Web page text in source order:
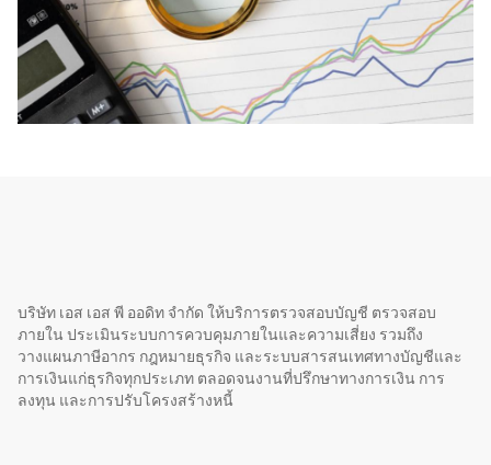
บริษัท เอส เอส พี ออดิท จำกัด ให้บริการตรวจสอบบัญชี ตรวจสอบ
ภายใน ประเมินระบบการควบคุมภายในและความเสี่ยง รวมถึง
วางแผนภาษีอากร กฎหมายธุรกิจ และระบบสารสนเทศทางบัญชีและ
การเงินแก่ธุรกิจทุกประเภท ตลอดจนงานที่ปรึกษาทางการเงิน การ
ลงทุน และการปรับโครงสร้างหนี้